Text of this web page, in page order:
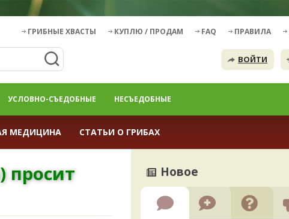
ГРИБНЫЕ ХВАСТЫ КУПЛЮ / ПРОДАМ FAQ ПРАВИЛА
ВОЙТИ
УСЛОВНО-СЪЕДОБНЫЕ НЕСЪЕДОБНЫЕ
МЕДИЦИНА СТАТЬИ О ГРИБАХ
просит
Новое